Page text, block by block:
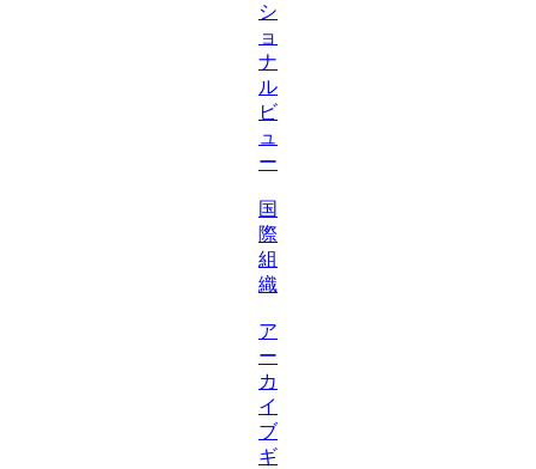
シ
ョ
ナ
ル
ビ
ュ
ー
国
際
組
織
ア
ー
カ
イ
ブ
ギ